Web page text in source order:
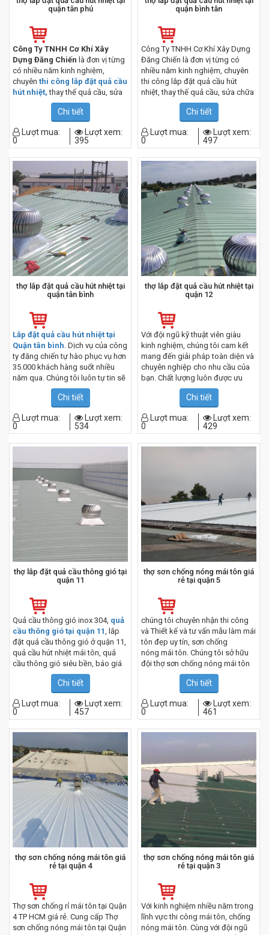
quận tân phú
Công Ty TNHH Cơ Khí Xây
Dựng Đăng Chiến là đơn vị từng
có nhiều năm kinh nghiệm,
chuyên thi công lắp đặt quả cầu
hút nhiệt, thay thế quả cầu, sửa
chữa quả cầu , cho hàng nghìn
khách hàng mỗi năm, tại khu vực
Quận Tân phú TP HCM.
Chi tiết
Lượt mua:
0
Lượt xem:
395
quận bình tân
Công Ty TNHH Cơ Khí Xây Dựng
Đăng Chiến là đơn vị từng có
nhiều năm kinh nghiệm, chuyên
thi công lắp đặt quả cầu hút
nhiệt, thay thế quả cầu, sửa chữa
quả cầu , cho hàng nghìn khách
hàng mỗi năm, tại khu vực Quận
Bình Tân TP HCM.
Chi tiết
Lượt mua:
0
Lượt xem:
497
thợ lắp đặt quả cầu hút nhiệt tại
quận tân bình
Lắp đặt quả cầu hút nhiệt tại
Quận tân bình . Dịch vụ của công
ty đăng chiến tự hào phục vụ hơn
35.000 khách hàng suốt nhiều
năm qua. Chúng tôi luôn tự tin sẽ
làm hài lòng quý khách với chất
lượng dịch vụ đảm bảo với mức
giá hợp lý nhất thị trường. Liên hệ
ngay 0967.182.229
Chi tiết
Lượt mua:
0
Lượt xem:
534
thợ lắp đặt quả cầu hút nhiệt tại
quận 12
Với đội ngũ kỹ thuật viên giàu
kinh nghiệm, chúng tôi cam kết
mang đến giải pháp toàn diện và
chuyên nghiệp cho nhu cầu của
bạn. Chất lượng luôn được ưu
tiên hàng đầu và chúng tôi sử
dụng vật liệu và thiết bị tốt nhất
để đảm bảo hiệu suất và bền bỉ
cho hệ thống.
được dịch vụ hỗ trợ sau bán hàng
0967.182.229
vấn và hỗ trợ ngay hôm nay.
Chi tiết
Lượt mua:
0
Lượt xem:
429
thợ lắp đặt quả cầu thông gió tại
quận 11
Quả cầu thông gió inox 304, quả
cầu thông gió tại quận 11 , lắp
đặt quả cầu thông gió ở quận 11,
quả cầu hút nhiệt mái tôn, quả
cầu thông gió siêu bền, báo giá
quả cầu thông gió inox 304, quả
cầu hút gió inox 304 giá rẻ, Cầu
Thông Gió Inox
Chi tiết
Lượt mua:
0
Lượt xem:
457
thợ sơn chống nóng mái tôn giá
rẻ tại quận 5
chúng tôi chuyên nhận thi công
và Thiết kế và tư vấn mẫu làm mái
tôn đẹp uy tín, sơn chống
nóng mái tôn. Chúng tôi sở hữu
đội thợ sơn chống nóng mái tôn
tay nghề cao, thi công sơn chống
rỉ mái tôn rất tỉ mỉ. Luôn đáp ứng
được mọi yêu cầu của khách
hàng đưa ra, được khách hàng
hài lòng và tin tưởng
Chi tiết
Lượt mua:
0
Lượt xem:
461
thợ sơn chống nóng mái tôn giá
rẻ tại quận 4
Thợ sơn chống rỉ mái tôn tại Quận
4 TP HCM giá rẻ. Cung cấp Thợ
sơn chống nóng mái tôn tại Quận
thợ sơn chống nóng mái tôn giá
rẻ tại quận 3
Với kinh nghiệm nhiều năm trong
lĩnh vực thi công mái tôn, chống
nóng mái tôn. Cùng với đội ngũ